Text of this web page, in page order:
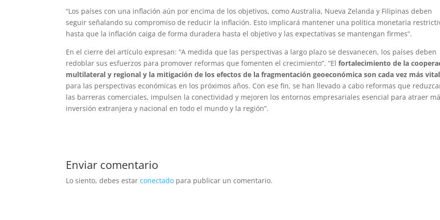
“Los países con una inflación aún por encima de los objetivos, como Australia, Nueva Zelanda y Filipinas deben
seguir señalando su compromiso de reducir la inflación. Esto implicará mantener una política monetaria
hasta que la inflación caiga de forma duradera hasta el objetivo y las expectativas se mantengan firmes”.
En el cierre del artículo expresan: “A medida que las perspectivas a largo plazo se desvanecen, los países deben
redoblar sus esfuerzos para promover reformas que fomenten el crecimiento”. “Elfortalecimiento de la
multilateral y regional y la mitigación de los efectos de la fragmentación geoeconómica son cada vez más
para las perspectivas económicas en los próximos años. Con ese fin, se han llevado a cabo reformas que
las barreras comerciales, impulsen la conectividad y mejoren los entornos empresariales esencial para atraer
inversión extranjera y nacional en todo el mundo y la región”.
Enviar comentario
Lo siento, debes estarconectado para publicar un comentario.